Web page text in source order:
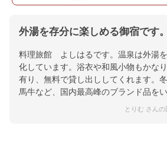
外湯を存分に楽しめる御宿です。
料理旅館 よしはるです。温泉は外湯
化しています。浴衣や和風小物もかな
有り、無料で貸し出ししてくれます。
馬牛など、国内最高峰のブランド品をい
とりむ さんの